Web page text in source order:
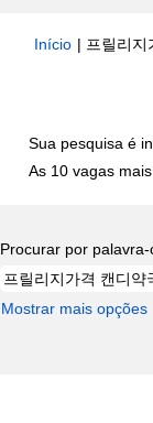
Início | 프릴리
Sua pesquisa é
As 10 vagas
Procurar por
Mostrar mais opções